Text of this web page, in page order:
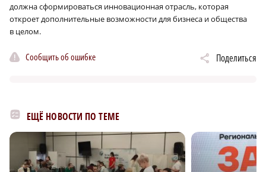
должна сформироваться инновационная отрасль, которая
откроет дополнительные возможности для бизнеса и общества
в целом.
Сообщить об ошибке Поделиться
ЕЩЁ НОВОСТИ ПО ТЕМЕ